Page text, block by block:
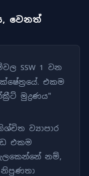
වෙනත්
SSW 1 වන
එකම
මුද්‍රණය"
ව්‍යාපාර
එකම
නම්,